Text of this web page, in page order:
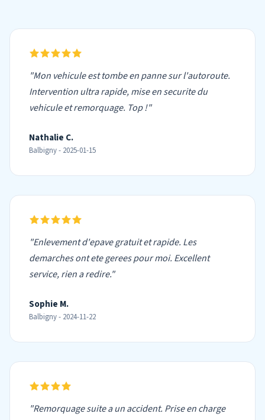
"Mon vehicule est tombe en panne sur l'autoroute.
Intervention ultra rapide, mise en securite du
vehicule et remorquage. Top !"
Nathalie C.
Balbigny - 2025-01-15
"Enlevement d'epave gratuit et rapide. Les
demarches ont ete gerees pour moi. Excellent
service, rien a redire."
Sophie M.
Balbigny - 2024-11-22
"Remorquage suite a un accident. Prise en charge